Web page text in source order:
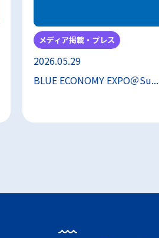
メディア掲載・プレス
2026.05.29
BLUE ECONOMY EXPO＠Su...